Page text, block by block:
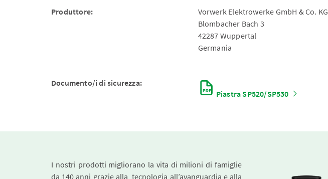
Produttore:
Vorwerk Elektrowerke GmbH & Co. KG
Blombacher Bach 3
42287 Wuppertal
Germania
Documento/i di sicurezza:
Piastra SP520/SP530
I nostri prodotti migliorano la vita di milioni di famiglie
da 140 anni grazie alla tecnologia all’avanguardia e alla